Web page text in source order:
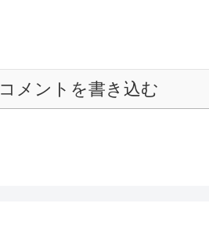
コメントを書き込む